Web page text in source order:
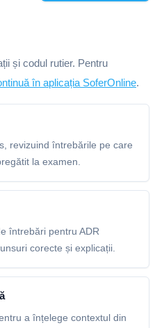
și codul rutier. Pentru
în aplicația SoferOnline.
revizuind întrebările pe care
la examen.
întrebări pentru ADR
corecte și explicații.
a înțelege contextul din